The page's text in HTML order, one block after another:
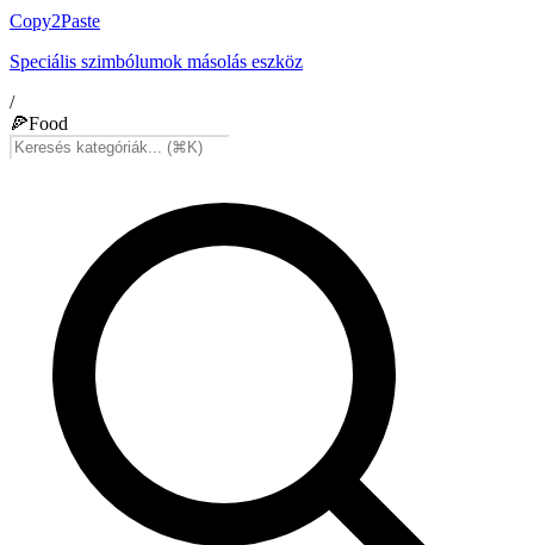
Copy2Paste
Speciális szimbólumok másolás eszköz
/
🍕Food